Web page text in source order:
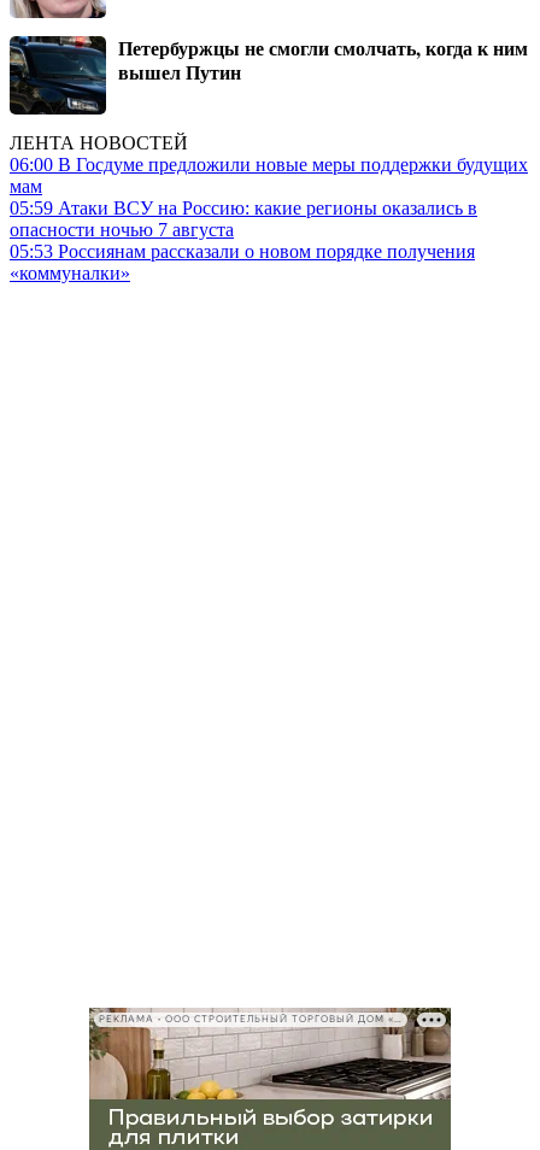
Петербуржцы не смогли смолчать, когда к ним
вышел Путин
ЛЕНТА НОВОСТЕЙ
06:00 В Госдуме предложили новые меры поддержки будущих
мам
05:59 Атаки ВСУ на Россию: какие регионы оказались в
опасности ночью 7 августа
05:53 Россиянам рассказали о новом порядке получения
«коммуналки»
РЕКЛАМА • ООО СТРОИТЕЛЬНЫЙ ТОРГОВЫЙ ДОМ «ПЕТРОВИЧ», ИНН 7802348846